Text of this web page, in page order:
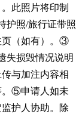
此照片将印制
护照/旅行证带照
页（如有）。③
失损毁情况说明
与加注内容相
。⑤申请人如未
护人协助。除